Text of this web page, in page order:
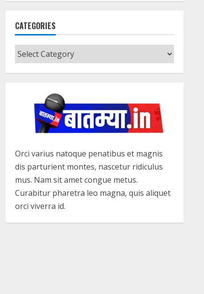
CATEGORIES
Categories
Orci varius natoque penatibus et magnis
dis parturient montes, nascetur ridiculus
mus. Nam sit amet congue metus.
Curabitur pharetra leo magna, quis aliquet
orci viverra id.